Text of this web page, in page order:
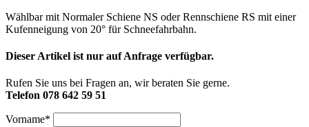
Wählbar mit Normaler Schiene NS oder Rennschiene RS mit einer
Kufenneigung von 20° für Schneefahrbahn.
Dieser Artikel ist nur auf Anfrage verfügbar.
Rufen Sie uns bei Fragen an, wir beraten Sie gerne.
Telefon 078 642 59 51
Vorname*